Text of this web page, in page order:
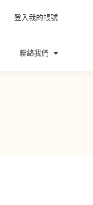
登入我的帳號
聯絡我們